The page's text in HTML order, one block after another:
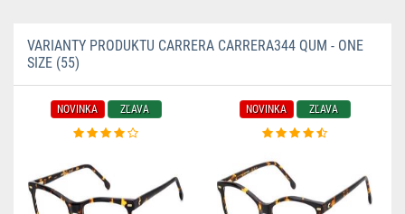
VARIANTY PRODUKTU CARRERA CARRERA344 QUM - ONE
SIZE (55)
NOVINKA ZĽAVA NOVINKA ZĽAVA